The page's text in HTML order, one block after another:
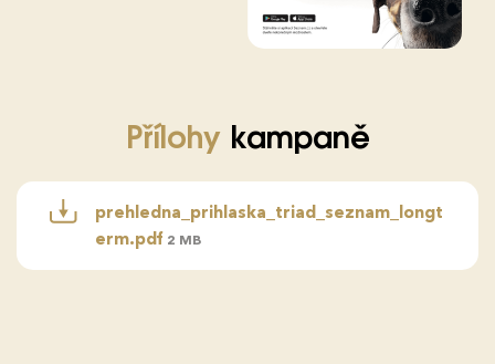
Přílohykampaně
prehledna_prihlaska_triad_seznam_longt
erm.pdf 2 MB